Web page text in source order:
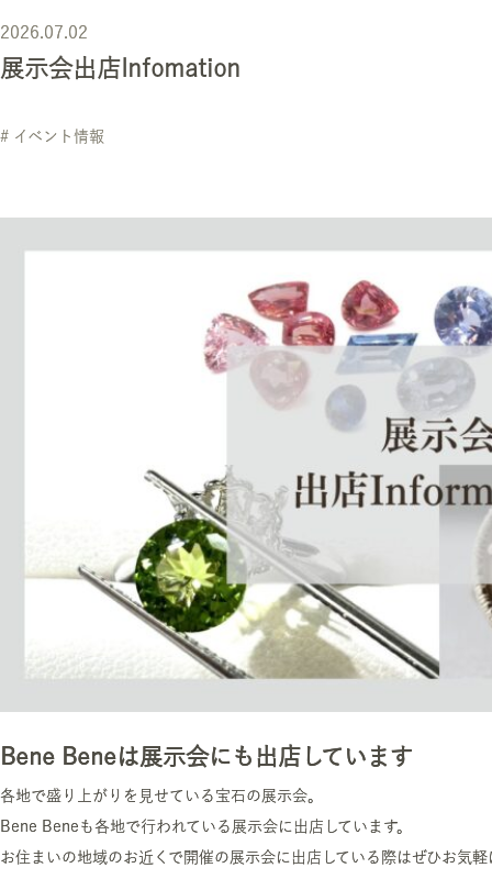
2026.07.02
展示会出店Infomation
# イベント情報
Bene Beneは展示会にも出店しています
各地で盛り上がりを見せている宝石の展示会。
Bene Beneも各地で行われている展示会に出店しています。
お住まいの地域のお近くで開催の展示会に出店している際はぜひお気